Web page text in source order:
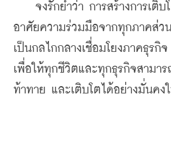
จงรักย้ำว่า การสร้างการเติบ
อาศัยความร่วมมือจากทุกภาคส่ว
เป็นกลไกกลางเชื่อมโยงภาคธุร
เพื่อให้ทุกชีวิตและทุกธุรกิจสามาร
ท้าทาย และเติบโตได้อย่างมั่นคง